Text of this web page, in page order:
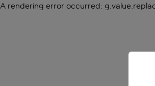
A rendering error occurred: